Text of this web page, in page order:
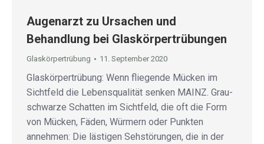
Augenarzt zu Ursachen und
Behandlung bei Glaskörpertrübungen
Glaskörpertrübung 11. September 2020
Glaskörpertrübung: Wenn fliegende Mücken im
Sichtfeld die Lebensqualität senken MAINZ. Grau-
schwarze Schatten im Sichtfeld, die oft die Form
von Mücken, Fäden, Würmern oder Punkten
annehmen: Die lästigen Sehstörungen, die in der